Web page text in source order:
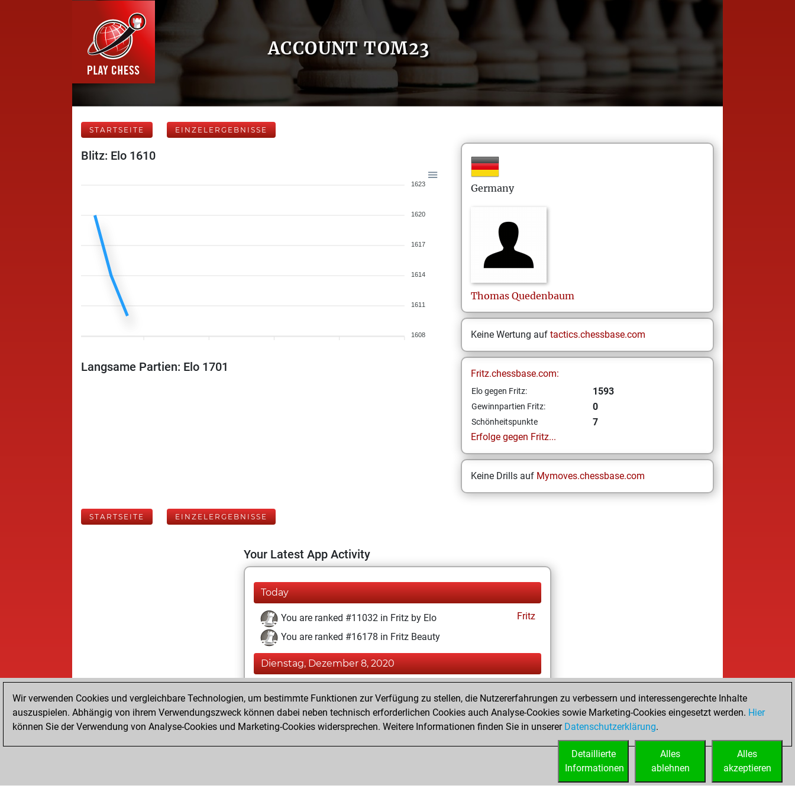
ACCOUNT TOM23
STARTSEITE EINZELERGEBNISSE
Blitz: Elo 1610
1623
1620
1617
1614
1611
1608
Langsame Partien: Elo 1701
Germany
Thomas Quedenbaum
Keine Wertung auf tactics.chessbase.com
Fritz.chessbase.com:
Elo gegen Fritz: 1593
Gewinnpartien Fritz: 0
Schönheitspunkte
7
Erfolge gegen Fritz...
Keine Drills auf Mymoves.chessbase.com
STARTSEITE EINZELERGEBNISSE
Your Latest App Activity
Today
You are ranked #11032 in Fritz by Elo
Fritz
You are ranked #16178 in Fritz Beauty
Dienstag, Dezember 8, 2020
You achieved a new Elo of 1593
You created your Fritz account
Wir verwenden Cookies und vergleichbare Technologien, um bestimmte Funktionen zur Verfügung zu stellen, die Nutzererfahrungen zu verbessern und interessengerechte Inhalte
auszuspielen. Abhängig von ihrem Verwendungszweck können dabei neben technisch erforderlichen Cookies auch Analyse-Cookies sowie Marketing-Cookies eingesetzt werden. Hier
können Sie der Verwendung von Analyse-Cookies und Marketing-Cookies widersprechen. Weitere Informationen finden Sie in unserer Datenschutzerklärung.
Alles
akzeptieren
Alles
ablehnen
Detaillierte
Informationen